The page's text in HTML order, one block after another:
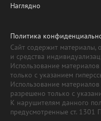
Наглядно
Политика
Сайт содержит материалы,
и средства
Использование
только с указанием
Использование
разрешено только с
К нарушителям данного
предусмотренные ст. 1301